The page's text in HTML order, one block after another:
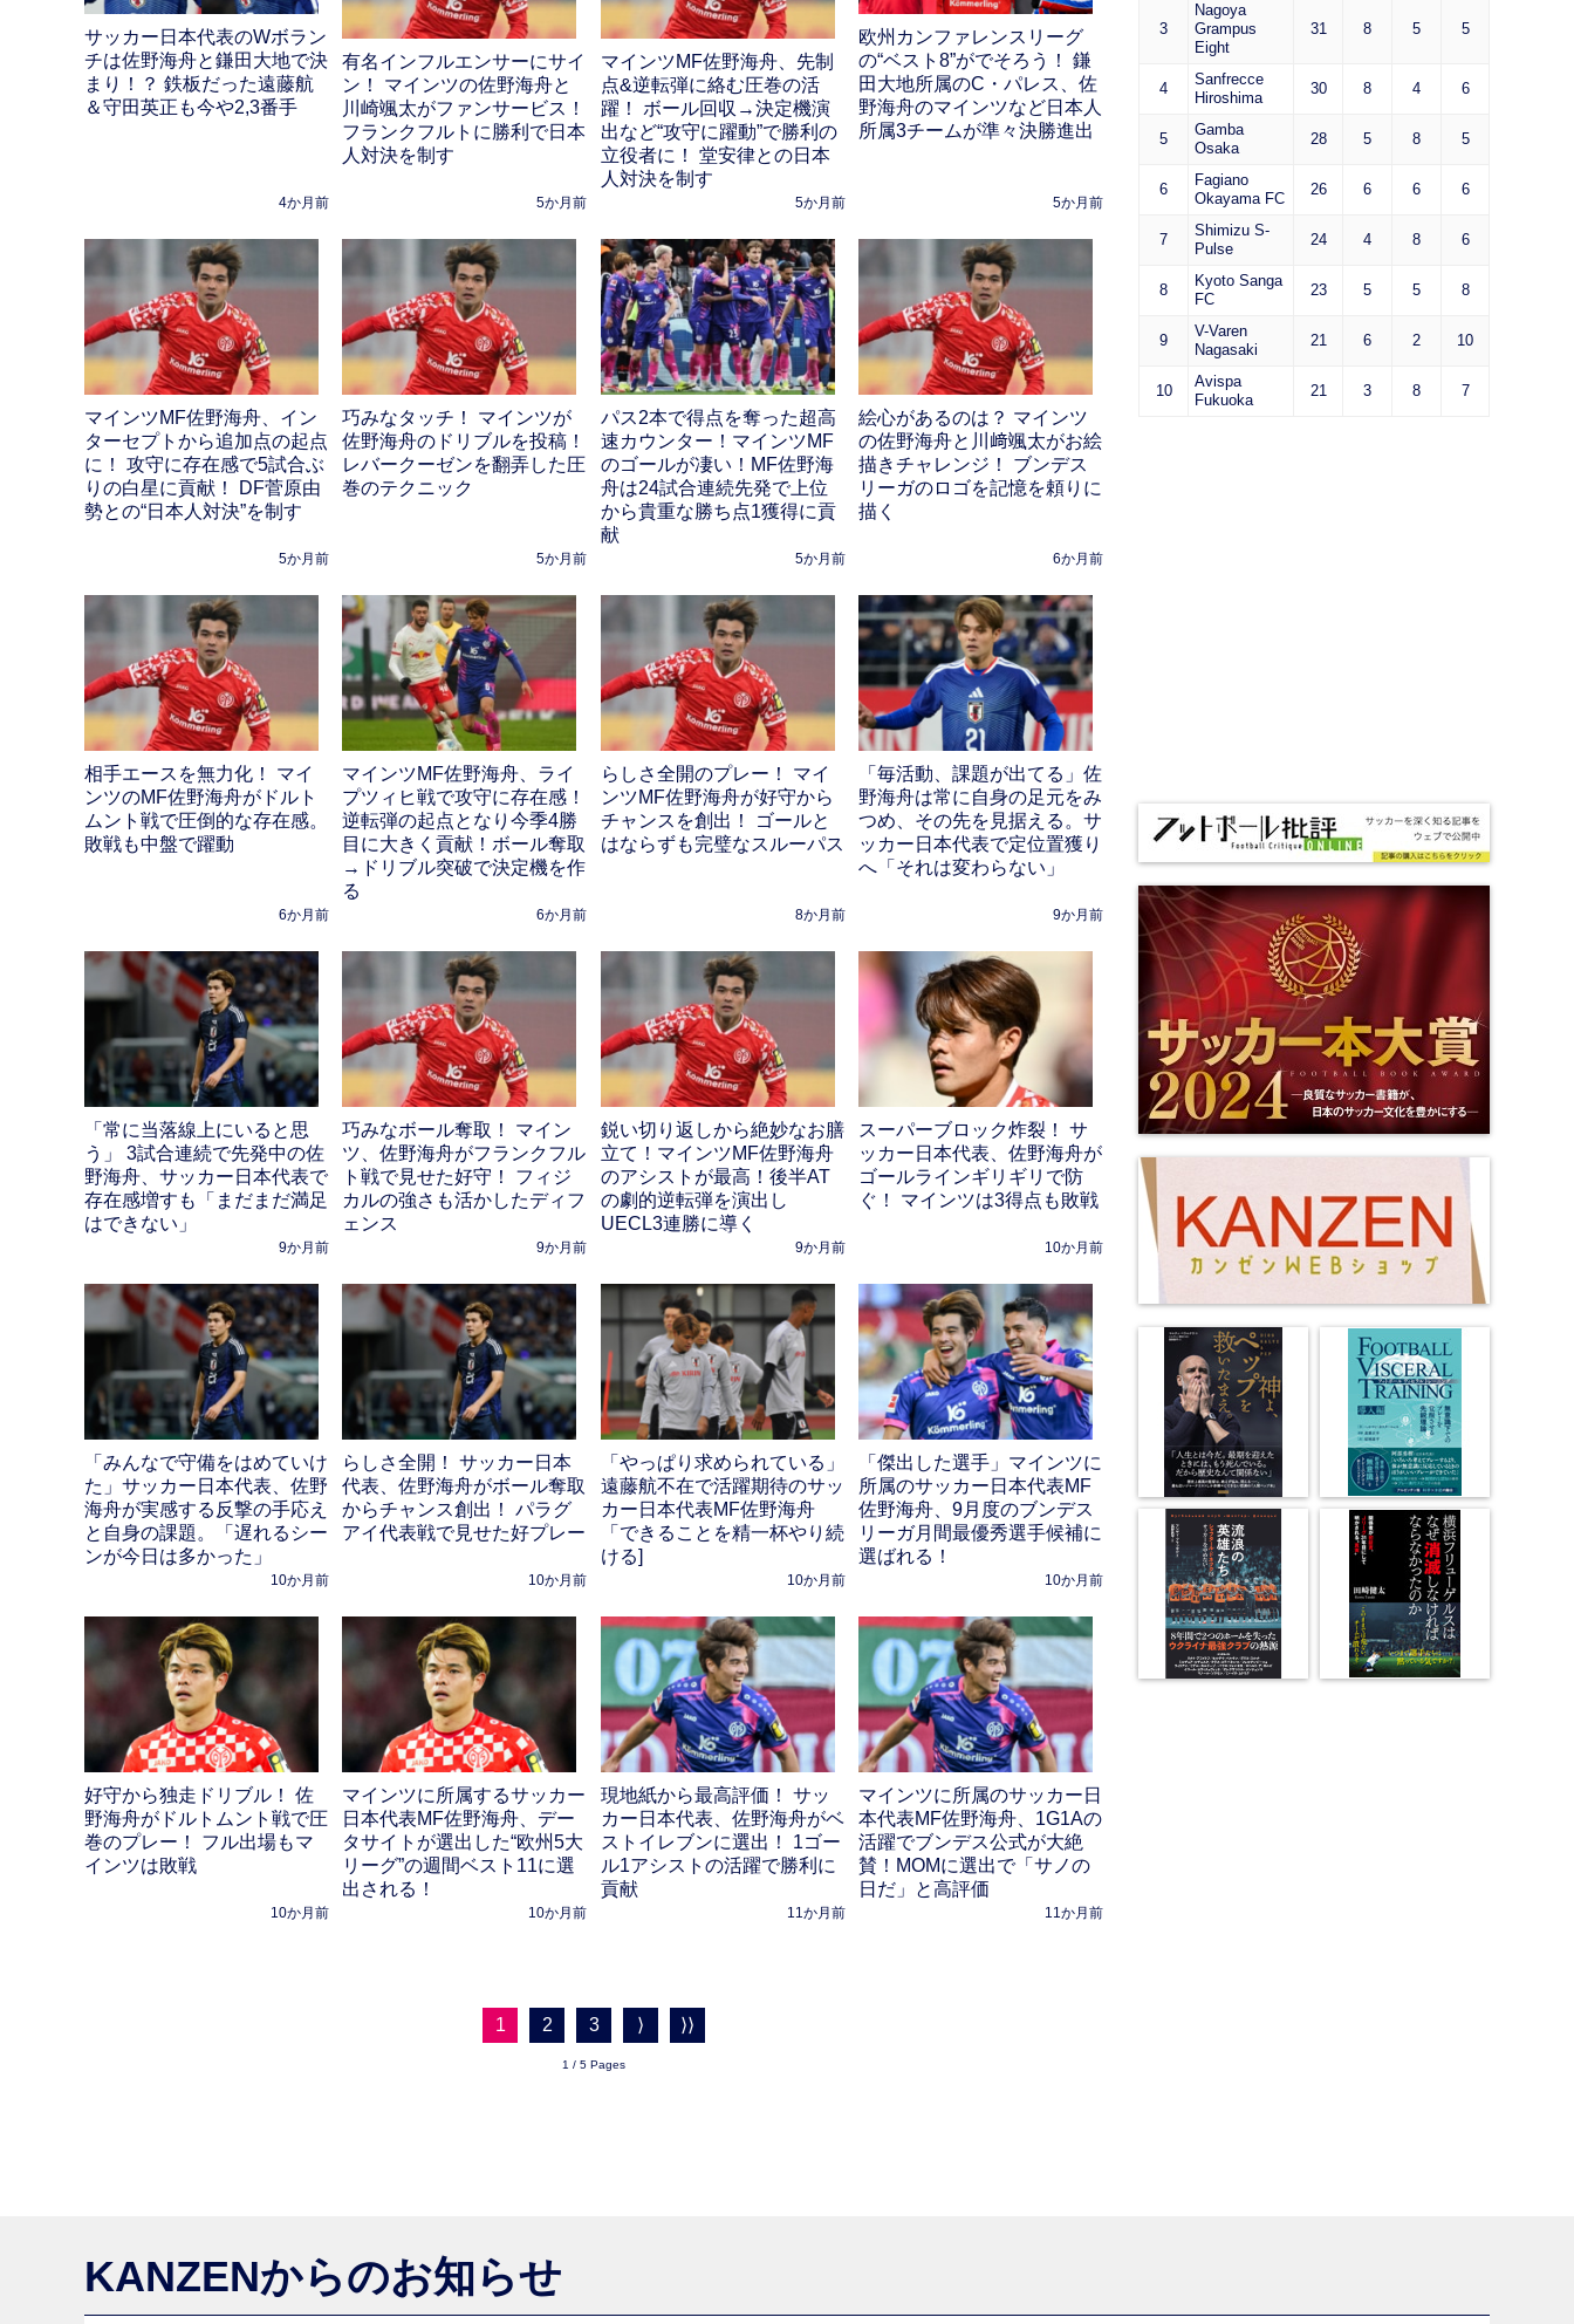
サッカー日本代表のWボラン
チは佐野海舟と鎌田大地で決
まり！？ 鉄板だった遠藤航
＆守田英正も今や2,3番手
4か月前
有名インフルエンサーにサイ
ン！ マインツの佐野海舟と
川崎颯太がファンサービス！
フランクフルトに勝利で日本
人対決を制す
5か月前
マインツMF佐野海舟、先制
点&逆転弾に絡む圧巻の活
躍！ ボール回収→決定機演
出など“攻守に躍動”で勝利の
立役者に！ 堂安律との日本
人対決を制す
5か月前
欧州カンファレンスリーグ
の“ベスト8”がでそろう！ 鎌
田大地所属のC・パレス、佐
野海舟のマインツなど日本人
所属3チームが準々決勝進出
5か月前
マインツMF佐野海舟、イン
ターセプトから追加点の起点
に！ 攻守に存在感で5試合ぶ
りの白星に貢献！ DF菅原由
勢との“日本人対決”を制す
5か月前
巧みなタッチ！ マインツが
佐野海舟のドリブルを投稿！
レバークーゼンを翻弄した圧
巻のテクニック
5か月前
パス2本で得点を奪った超高
速カウンター！マインツMF
のゴールが凄い！MF佐野海
舟は24試合連続先発で上位
から貴重な勝ち点1獲得に貢
献
5か月前
絵心があるのは？ マインツ
の佐野海舟と川﨑颯太がお絵
描きチャレンジ！ ブンデス
リーガのロゴを記憶を頼りに
描く
6か月前
相手エースを無力化！ マイ
ンツのMF佐野海舟がドルト
ムント戦で圧倒的な存在感。
敗戦も中盤で躍動
6か月前
マインツMF佐野海舟、ライ
プツィヒ戦で攻守に存在感！
逆転弾の起点となり今季4勝
目に大きく貢献！ボール奪取
→ドリブル突破で決定機を作
る
6か月前
らしさ全開のプレー！ マイ
ンツMF佐野海舟が好守から
チャンスを創出！ ゴールと
はならずも完璧なスルーパス
8か月前
「毎活動、課題が出てる」佐
野海舟は常に自身の足元をみ
つめ、その先を見据える。サ
ッカー日本代表で定位置獲り
へ「それは変わらない」
9か月前
「常に当落線上にいると思
う」 3試合連続で先発中の佐
野海舟、サッカー日本代表で
存在感増すも「まだまだ満足
はできない」
9か月前
巧みなボール奪取！ マイン
ツ、佐野海舟がフランクフル
ト戦で見せた好守！ フィジ
カルの強さも活かしたディフ
ェンス
9か月前
鋭い切り返しから絶妙なお膳
立て！マインツMF佐野海舟
のアシストが最高！後半AT
の劇的逆転弾を演出し
UECL3連勝に導く
9か月前
スーパーブロック炸裂！ サ
ッカー日本代表、佐野海舟が
ゴールラインギリギリで防
ぐ！ マインツは3得点も敗戦
10か月前
「みんなで守備をはめていけ
た」サッカー日本代表、佐野
海舟が実感する反撃の手応え
と自身の課題。「遅れるシー
ンが今日は多かった」
10か月前
らしさ全開！ サッカー日本
代表、佐野海舟がボール奪取
からチャンス創出！ パラグ
アイ代表戦で見せた好プレー
10か月前
「やっぱり求められている」
遠藤航不在で活躍期待のサッ
カー日本代表MF佐野海舟
「できることを精一杯やり続
ける]
10か月前
「傑出した選手」マインツに
所属のサッカー日本代表MF
佐野海舟、9月度のブンデス
リーガ月間最優秀選手候補に
選ばれる！
10か月前
好守から独走ドリブル！ 佐
野海舟がドルトムント戦で圧
巻のプレー！ フル出場もマ
インツは敗戦
10か月前
マインツに所属するサッカー
日本代表MF佐野海舟、デー
タサイトが選出した“欧州5大
リーグ”の週間ベスト11に選
出される！
10か月前
現地紙から最高評価！ サッ
カー日本代表、佐野海舟がベ
ストイレブンに選出！ 1ゴー
ル1アシストの活躍で勝利に
貢献
11か月前
マインツに所属のサッカー日
本代表MF佐野海舟、1G1Aの
活躍でブンデス公式が大絶
賛！MOMに選出で「サノの
日だ」と高評価
11か月前
1 2 3 ⟩ ⟩⟩
1 / 5 Pages
3
Nagoya
Grampus
Eight
31 8 5 5
4
Sanfrecce
Hiroshima
30 8 4 6
5
Gamba
Osaka
28 5 8 5
6
Fagiano
Okayama FC
26 6 6 6
7
Shimizu S-
Pulse
24 4 8 6
8
Kyoto Sanga
FC
23 5 5 8
9
V-Varen
Nagasaki
21 6 2 10
10
Avispa
Fukuoka
21 3 8 7
KANZENからのお知らせ